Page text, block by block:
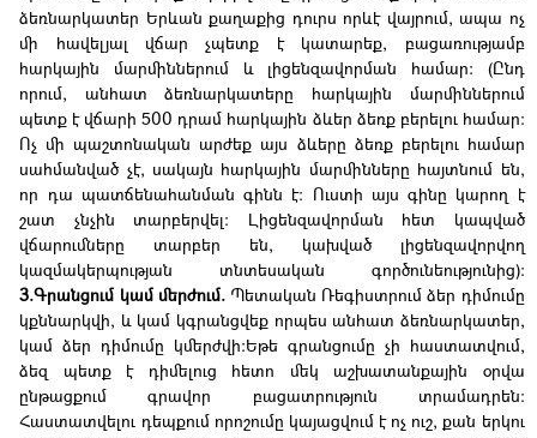
ձեռնարկատեր Երևան քաղաքից դուրս որևէ վայրում, ապա ոչ
մի հավելյալ վճար չպետք է կատարեք, բացառությամբ
հարկային մարմիններում և լիցենզավորման համար: (Ընդ
որում, անհատ ձեռնարկատերը հարկային մարմիններում
պետք է վճարի 500 դրամ հարկային ձևեր ձեռք բերելու համար:
Ոչ մի պաշտոնական արժեք այս ձևերը ձեռք բերելու համար
սահմանված չէ, սակայն հարկային մարմինները հայտնում են,
որ դա պատճենահանման գինն է: Ուստի այս գինը կարող է
շատ չնչին տարբերվել: Լիցենզավորման հետ կապված
վճարումները տարբեր են, կախված լիցենզավորվող
կազմակերպության տնտեսական գործունեությունից):
3.Գրանցում կամ մերժում.Պետական Ռեգիստրում ձեր դիմումը
կքննարկվի, և կամ կգրանցվեք որպես անհատ ձեռնարկատեր,
կամ ձեր դիմումը կմերժվի:Եթե գրանցումը չի հաստատվում,
ձեզ պետք է դիմելուց հետո մեկ աշխատանքային օրվա
ընթացքում գրավոր բացատրություն տրամադրեն:
Հաստատվելու դեպքում որոշումը կայացվում է ոչ ուշ, քան երկու